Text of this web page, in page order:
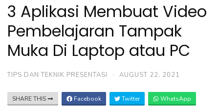
3 Aplikasi Membuat Video
Pembelajaran Tampak
Muka Di Laptop atau PC
TIPS DAN TEKNIK PRESENTASI · AUGUST 22, 2021
SHARE THIS Facebook Twitter WhatsApp